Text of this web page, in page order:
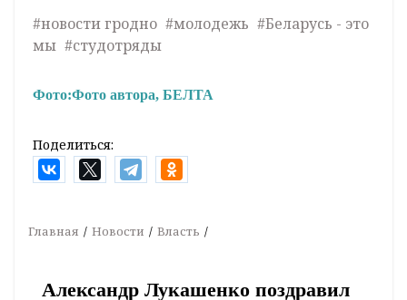
#новости гродно #молодежь #Беларусь - это
мы #студотряды
Фото:Фото автора, БЕЛТА
Поделиться:
Главная Новости Власть
Александр Лукашенко поздравил